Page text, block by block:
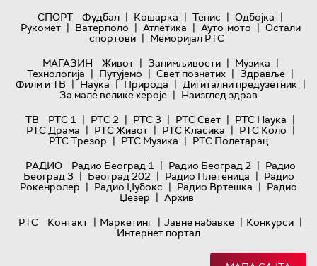
СПОРТ
Фудбал | Кошарка | Тенис | Одбојка |
Рукомет | Ватерполо | Атлетика | Ауто-мото | Остали
спортови | Меморијал РТС
МАГАЗИН
Живот | Занимљивости | Музика |
Технологијa | Путујемо | Свет познатих | Здравље |
Филм и ТВ | Наука | Природа | Дигитални предузетник |
За мале велике хероје | Наизглед здрав
ТВ
РТС 1 | РТС 2 | РТС 3 | РТС Свет | РТС Наука |
РТС Драма | РТС Живот | РТС Класика | РТС Коло |
РТС Трезор | РТС Музика | РТС Полетарац
РАДИО
Радио Београд 1 | Радио Београд 2 | Радио
Београд 3 | Београд 202 | Радио Плетеница | Радио
Рокенролер | Радио Џубокс | Радио Вртешка | Радио
Џезер | Архив
РТС
Контакт | Маркетинг | Јавне набавке | Конкурси |
Интернет портал